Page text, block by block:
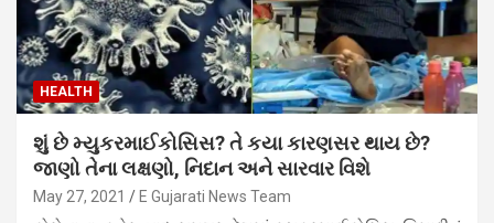
HEALTH
શું છે મ્યુકરમાઈકોસિસ? તે કયા કારણસર થાય છે?
જાણો તેના લક્ષણો, નિદાન અને સારવાર વિશે
May 27, 2021 E Gujarati News Team